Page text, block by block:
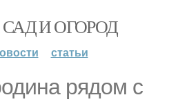
И ОГОРОД
статьи
рядом с